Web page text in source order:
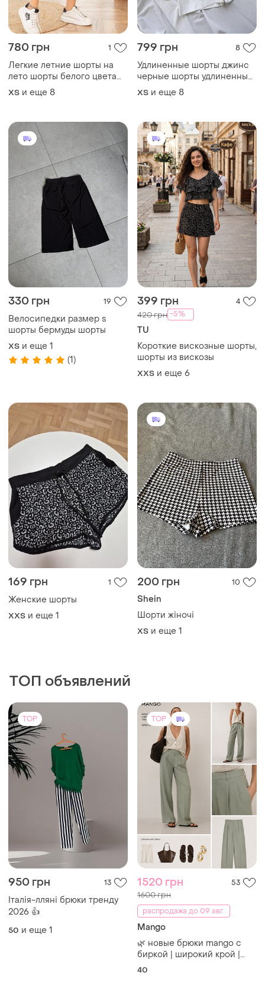
780 грн 1
Легкие летние шорты на
лето шорты белого цвета
белые шорты черные
шорты легкие шорты
ХS и еще 8
799 грн 8
Удлиненные шорты джинс
черные шорты удлиненные
черные шорты джинс
джинсовые шорты белого
черного цвета
ХS и еще 8
330 грн 19
Велосипедки размер s
шорты бермуды шорты
ХS и еще 1
(1)
399 грн 4
420 грн -5%
TU
Короткие вискозные шорты,
шорты из вискозы
XХS и еще 6
169 грн 1
Женские шорты
XХS и еще 1
200 грн 10
Shein
Шорти жіночі
ХS и еще 1
ТОП объявлений
TOP
950 грн 13
Італія-лляні брюки тренду
2026 👍
50 и еще 1
TOP
1520 грн 53
1600 грн
распродажа до 09 авг.
Mango
🌿 новые брюки mango с
биркой | широкий крой |
трендовый фисташково-
40